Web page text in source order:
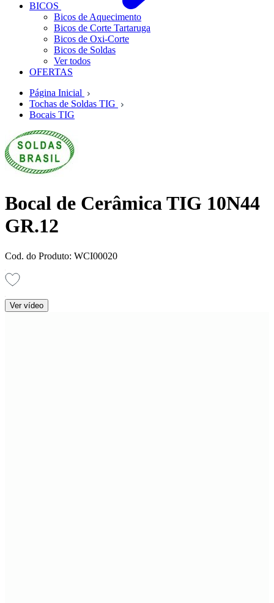
BICOS
Bicos de Aquecimento
Bicos de Corte Tartaruga
Bicos de Oxi-Corte
Bicos de Soldas
Ver todos
OFERTAS
Página Inicial
Tochas de Soldas TIG
Bocais TIG
Bocal de Cerâmica TIG 10N44
GR.12
Cod. do Produto: WCI00020
Ver vídeo